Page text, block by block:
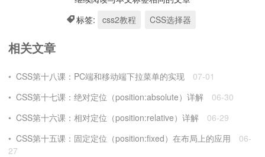
标签:
css2教程 CSS选择器
相关文章
CSS第十八课：PC端和移动端下拉菜单的实现
07-01
CSS第十七课：绝对定位（position:absolute）详解
06-30
CSS第十六课：相对定位（position:relative）详解
06-29
CSS第十五课：固定定位（position:fixed）在布局上的应用
06-
27